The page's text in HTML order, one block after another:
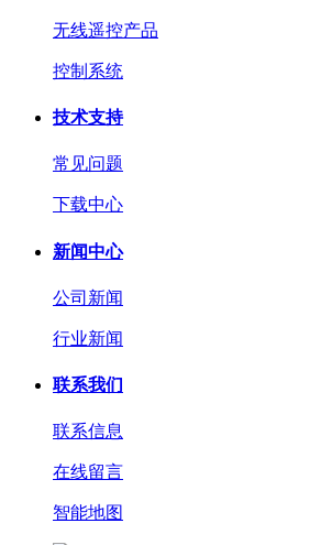
无线遥控产品
控制系统
技术支持
常见问题
下载中心
新闻中心
公司新闻
行业新闻
联系我们
联系信息
在线留言
智能地图